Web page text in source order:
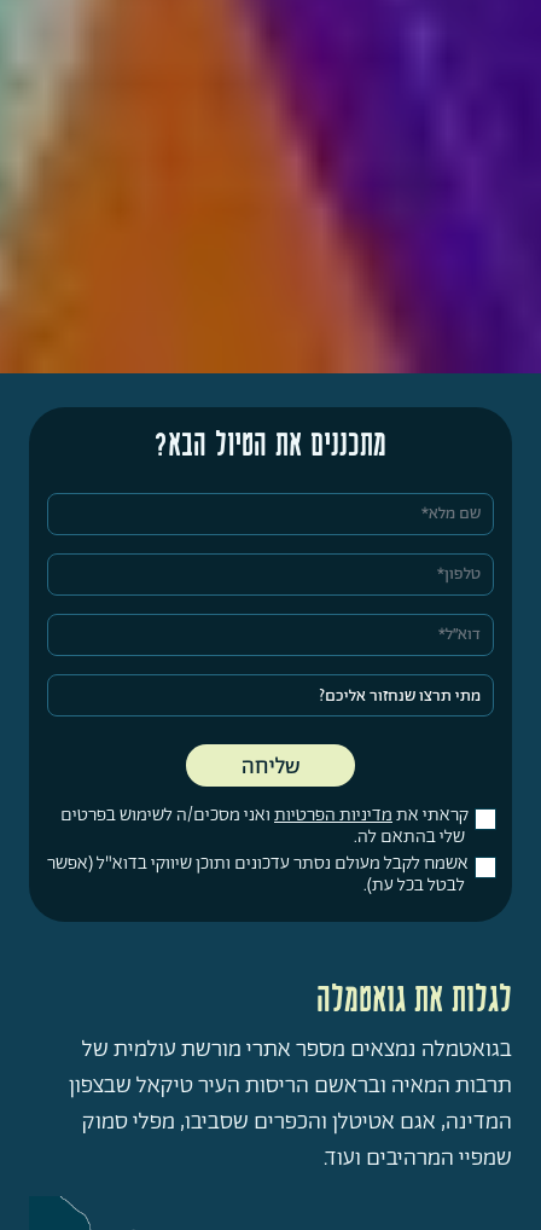
מתכננים את הטיול הבא?
קראתי אתמדיניות הפרטיותואני מסכים/ה לשימוש בפרטים
שלי בהתאם לה.
אשמח לקבל מעולם נסתר עדכונים ותוכן שיווקי בדוא"ל (אפשר
לבטל בכל עת).
לגלות את גואטמלה
בגואטמלה נמצאים מספר אתרי מורשת עולמית של
תרבות המאיה ובראשם הריסות העיר טיקאל שבצפון
המדינה, אגם אטיטלן והכפרים שסביבו, מפלי סמוק
שמפיי המרהיבים ועוד.